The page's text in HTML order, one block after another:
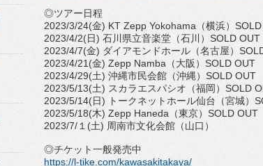
◎ツアー日程
2023/3/24(金) KT Zepp Yokohama （横浜）
2023/4/2(日) 石川県立音楽堂（石川） SOLD OUT
2023/4/7(金) ダイアモンドホール（名古屋）
2023/4/21(金) Zepp Namba （大阪） SOLD OUT
2023/4/29(土) 沖縄市民会館（沖縄） SOLD OUT
2023/5/13(土) スカラエスパシオ（福岡） SOLD
2023/5/14(日) トークネットホール仙台（宮城）
2023/5/18(木) Zepp Haneda （東京） SOLD OUT
2023/7/１ (土) 周南市文化会館（山口）
◎チケット一般発売中
https://l-tike.com/kawasakitakaya/